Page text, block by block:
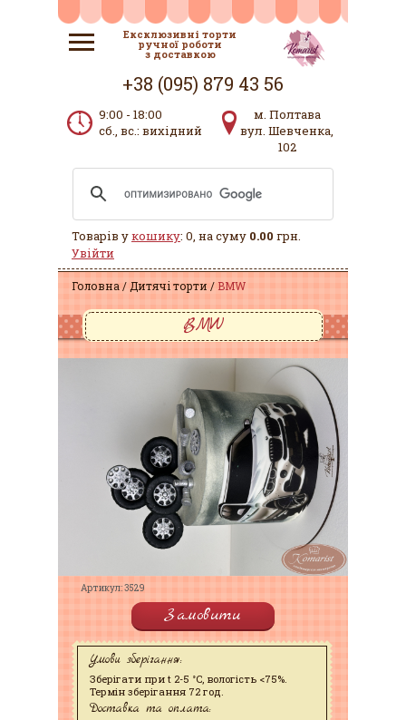
Ексклюзивні торти
ручної роботи
з доставкою
+38 (095) 879 43 56
9:00 - 18:00
сб., вс.: вихідний
м. Полтава
вул. Шевченка,
102
Товарів укошику: 0, на суму 0.00 грн.
Увійти
Головна Дитячі торти BMW
BMW
Артикул: 3529
Замовити
Умови зберігання:
Зберігати при t 2-5 °C, вологість <75%.
Термін зберігання 72 год.
Доставка та оплата: